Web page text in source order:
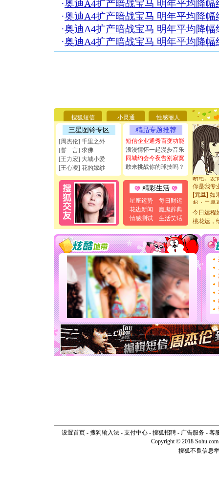
·奥迪A4扩产暗战宝马 明年平均降幅
·奥迪A4扩产暗战宝马 明年平均降幅
·奥迪A4扩产暗战宝马 明年平均降幅
·奥迪A4扩产暗战宝马 明年平均降幅
搜狐短信 小灵通 性感丽人
三星图铃专区
[周杰伦] 千里之外
[誓 言] 求佛
[王力宏] 大城小爱
[王心凌] 花的嫁纱
精品专题推荐
短信企业通秀百变功能
浪漫情怀一起漫步音乐
同城约会今夜告别寂寞
敢来挑战你的球技吗？
精彩生活
星座运势
每日财运
花边新闻
魔鬼辞典
情感测试
生活笑话
你太多，
要平安
[圣诞节]
能正大光
天都要快
[圣诞节]
如意,快
[元旦]看
断电。爱
你是我专
[元旦] 如
起；二是
离。水晶
[元旦]当
泣，这痛
卖了。水
[春节]风
颜！冬
道一声
[春节]
传
片叶子
送你一
[圣诞节]
你太多
要平安
[圣诞节]
能正大光
天都要快
[圣诞节]
如意,快
卖了。水
[春节] 风
颜！冬去
道一声平
今日运程
桃花运，
设置首页- 搜狗输入法- 支付中心- 搜狐招聘- 广告服务- 客
Copyright © 2018
搜狐不良信息